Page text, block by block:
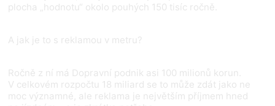
plocha „hodnotu“ okolo pouhých 150 tisíc ročně.
A jak je to s reklamou v metru?
Ročně z ní má Dopravní podnik asi 100 milionů korun.
V celkovém rozpočtu 18 miliard se to může zdát jako ne
moc významné, ale reklama je největším příjmem hned